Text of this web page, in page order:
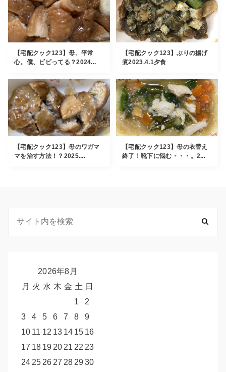
【宅配クック123】母、平常
心。僕、ビビってる？2024...
【宅配クック123】ぶりの揚げ
煮2023.4.1夕食
【宅配クック123】母のワガマ
マを治す方法！？2025....
【宅配クック123】母の衣替え
終了！靴下に悩む・・・。2...
2026年8月
月 火 水 木 金 土 日
1
2
3
4 5 6 7 8
9
10 11 12 13 14 15 16
17 18 19 20 21 22 23
24 25 26 27 28 2930